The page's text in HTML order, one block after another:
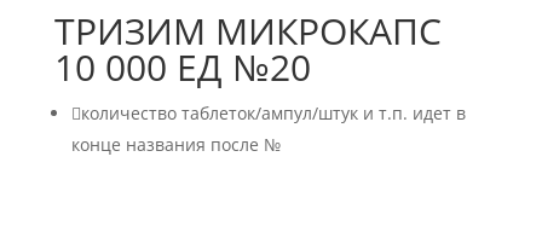
ТРИЗИМ МИКРОКАПС
10 000 ЕД №20
количество таблеток/ампул/штук и т.п. идет в
конце названия после №